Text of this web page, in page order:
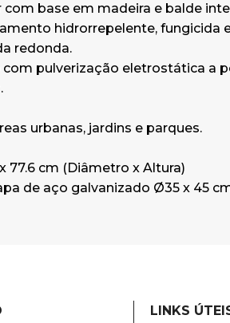
com base em madeira e balde
hidrorrepelente, fungicida
redonda.
pulverização eletrostática a
urbanas, jardins e parques.
77.6 cm (Diâmetro x Altura)
de aço galvanizado Ø35 x 45
LINKS